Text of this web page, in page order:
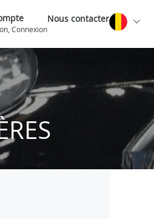
Connexion
Nous contacter